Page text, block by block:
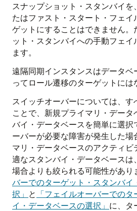
スナップショット・スタンバイを
たはファスト・スタート・フェイ
ゲットにすることはできません。
ット・スタンバイへの手動フェイ
ます。
遠隔同期インスタンスはデータ
ってロール遷移のターゲットには
スイッチオーバーについては、す
ことで、新規プライマリ・デー
バイ・データベースを簡単に選択
ーバーが必要な障害が発生した場
マリ・データベースのアクティ
適なスタンバイ・データベース
場合よりも絞られる可能性があり
バーでのターゲット・スタンバイ
択」 と 「フェイルオーバーでの
イ・データベースの選択」 に、タ